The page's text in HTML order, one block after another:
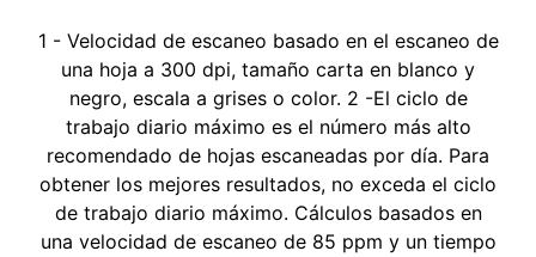
1 - Velocidad de escaneo basado en el escaneo de
una hoja a 300 dpi, tamaño carta en blanco y
negro, escala a grises o color. 2 -El ciclo de
trabajo diario máximo es el número más alto
recomendado de hojas escaneadas por día. Para
obtener los mejores resultados, no exceda el ciclo
de trabajo diario máximo. Cálculos basados en
una velocidad de escaneo de 85 ppm y un tiempo